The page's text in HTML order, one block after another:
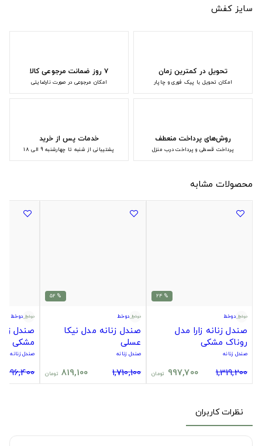
سایز کفش
تحویل در کمترین زمان
امکان تحویل با پیک فوری و چاپار
۷ روز ضمانت مرجوعی کالا
امکان مرجوعی در صورت نارضایتی
روش‌های پرداخت منعطف
پرداخت قسطی و پرداخت درب منزل
خدمات پس از خرید
پشتیبانی از شنبه تا چهارشنبه 9 الی 18
محصولات مشابه
% 24
دوخط
صندل زنانه زارا مدل
روناک مشکی
صندل زنانه
1,319,200
997,700 تومان
% 52
دوخط
صندل زنانه مدل نیکا
عسلی
صندل زنانه
1,710,100
819,100 تومان
دوخط
صندل
مشکی
صندل زنانه
1,196,400
نظرات کاربران